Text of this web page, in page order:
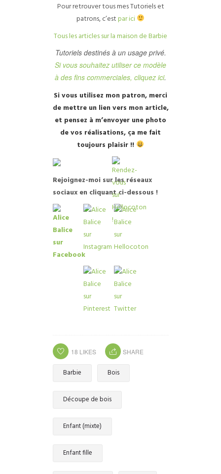
Pour retrouver tous mes Tutoriels et
patrons, c’estpar ici
Tous les articles sur la maison de Barbie
Tutoriels destinés à un usage privé.
Si vous souhaitez utiliser ce modèle
à des fins commerciales, cliquez ici.
Si vous utilisez mon patron, merci
de mettre un lien vers mon article,
et pensez à m’envoyer une photo
de vos réalisations, ça me fait
toujours plaisir !!
Rejoignez-moi sur les réseaux
sociaux en cliquant ci-dessous !
18 LIKES SHARE
Barbie Bois
Découpe de bois
Enfant (mixte)
Enfant fille